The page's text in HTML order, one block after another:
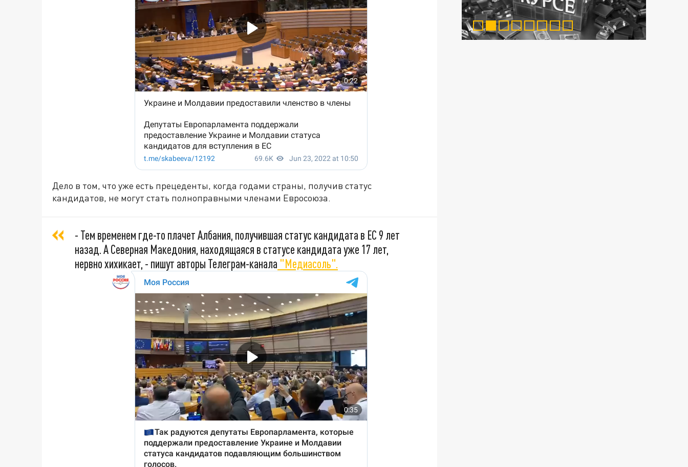
Дело в том, что уже есть прецеденты, когда годами страны, получив статус
кандидатов, не могут стать полноправными членами Евросоюза.
- Тем временем где-то плачет Албания, получившая статус кандидата в ЕС 9 лет
назад. А Северная Македония, находящаяся в статусе кандидата уже 17 лет,
нервно хихикает, - пишут авторы Телеграм-канала "Медиасоль".